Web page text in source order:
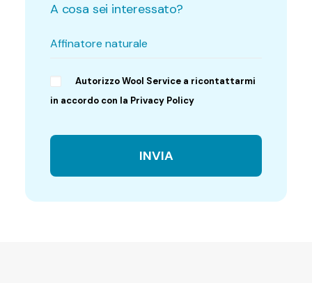
A cosa sei interessato?
Autorizzo Wool Service a ricontattarmi
in accordo con la Privacy Policy